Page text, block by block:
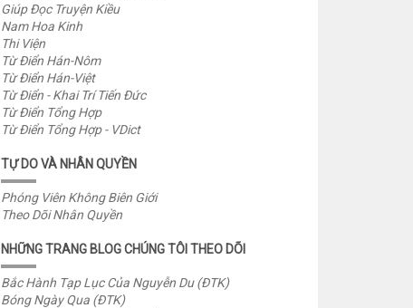
Giúp Đọc Truyện Kiều
Nam Hoa Kinh
Thi Viện
Từ Điển Hán-Nôm
Từ Điển Hán-Việt
Từ Điển - Khai Trí Tiến Đức
Từ Điển Tổng Hợp
Từ Điển Tổng Hợp - VDict
TỰ DO VÀ NHÂN QUYỀN
Phóng Viên Không Biên Giới
Theo Dõi Nhân Quyền
NHỮNG TRANG BLOG CHÚNG TÔI THEO DÕI
Bắc Hành Tạp Lục Của Nguyễn Du (ĐTK)
Bóng Ngày Qua (ĐTK)